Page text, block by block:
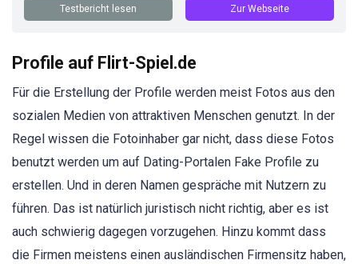
Testbericht lesen Zur Webseite
Profile auf Flirt-Spiel.de
Für die Erstellung der Profile werden meist Fotos aus den
sozialen Medien von attraktiven Menschen genutzt. In der
Regel wissen die Fotoinhaber gar nicht, dass diese Fotos
benutzt werden um auf Dating-Portalen Fake Profile zu
erstellen. Und in deren Namen gespräche mit Nutzern zu
führen. Das ist natürlich juristisch nicht richtig, aber es ist
auch schwierig dagegen vorzugehen. Hinzu kommt dass
die Firmen meistens einen ausländischen Firmensitz haben,